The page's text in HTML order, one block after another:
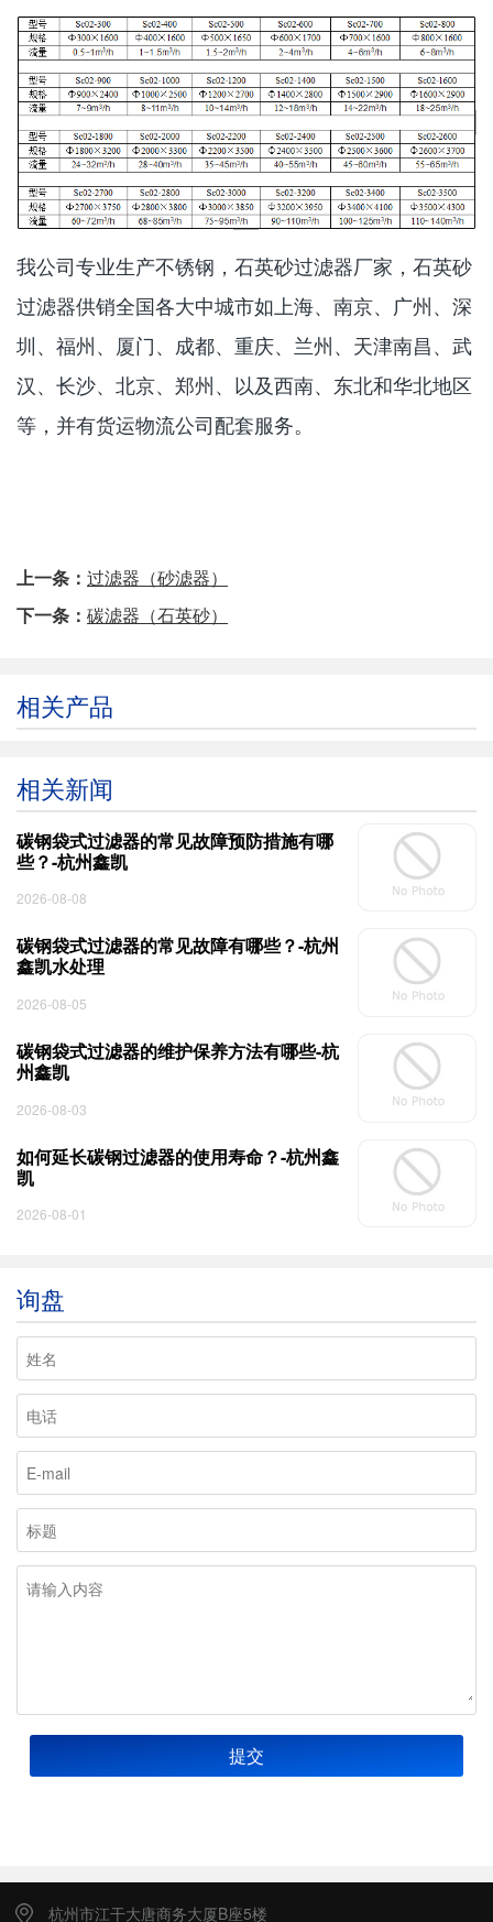
我公司专业生产不锈钢，石英砂过滤器厂家，石英砂
过滤器供销全国各大中城市如上海、南京、广州、深
圳、福州、厦门、成都、重庆、兰州、天津南昌、武
汉、长沙、北京、郑州、以及西南、东北和华北地区
等，并有货运物流公司配套服务。
上一条： 过滤器（砂滤器）
下一条： 碳滤器（石英砂）
相关产品
相关新闻
碳钢袋式过滤器的常见故障预防措施有哪
些？-杭州鑫凯
2026-08-08
碳钢袋式过滤器的常见故障有哪些？-杭州
鑫凯水处理
2026-08-05
碳钢袋式过滤器的维护保养方法有哪些-杭
州鑫凯
2026-08-03
如何延长碳钢过滤器的使用寿命？-杭州鑫
凯
2026-08-01
询盘
提交
杭州市江干大唐商务大厦B座5楼